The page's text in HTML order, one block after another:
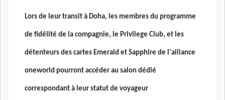
Lors de leur transit à Doha, les membres du programme
de fidélité de la compagnie, le Privilege Club, et les
détenteurs des cartes Emerald et Sapphire de l'alliance
oneworld pourront accéder au salon dédié
correspondant à leur statut de voyageur